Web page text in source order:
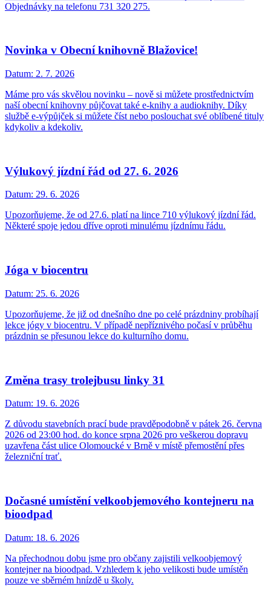
Objednávky na telefonu 731 320 275.
Novinka v Obecní knihovně Blažovice!
Datum: 2. 7. 2026
Máme pro vás skvělou novinku – nově si můžete prostřednictvím
naší obecní knihovny půjčovat také e-knihy a audioknihy. Díky
službě e-výpůjček si můžete číst nebo poslouchat své oblíbené tituly
kdykoliv a kdekoliv.
Výlukový jízdní řád od 27. 6. 2026
Datum: 29. 6. 2026
Upozorňujeme, že od 27.6. platí na lince 710 výlukový jízdní řád.
Některé spoje jedou dříve oproti minulému jízdnímu řádu.
Jóga v biocentru
Datum: 25. 6. 2026
Upozorňujeme, že již od dnešního dne po celé prázdniny probíhají
lekce jógy v biocentru. V případě nepříznivého počasí v průběhu
prázdnin se přesunou lekce do kulturního domu.
Změna trasy trolejbusu linky 31
Datum: 19. 6. 2026
Z důvodu stavebních prací bude pravděpodobně v pátek 26. června
2026 od 23:00 hod. do konce srpna 2026 pro veškerou dopravu
uzavřena část ulice Olomoucké v Brně v místě přemostění přes
železniční trať.
Dočasné umístění velkoobjemového kontejneru na
bioodpad
Datum: 18. 6. 2026
Na přechodnou dobu jsme pro občany zajistili velkoobjemový
kontejner na bioodpad. Vzhledem k jeho velikosti bude umístěn
pouze ve sběrném hnízdě u školy.